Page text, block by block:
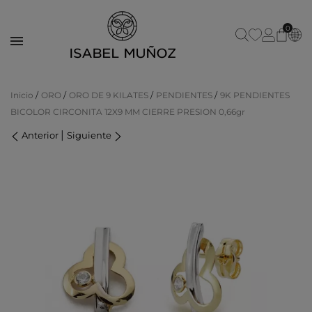
0
Inicio ORO ORO DE 9 KILATES PENDIENTES
9K PENDIENTES
BICOLOR CIRCONITA 12X9 MM CIERRE PRESION 0,66gr
Anterior Siguiente